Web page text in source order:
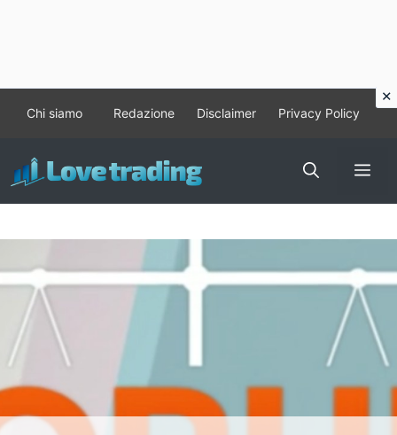
contenuto
Chi siamo Redazione Disclaimer Privacy Policy